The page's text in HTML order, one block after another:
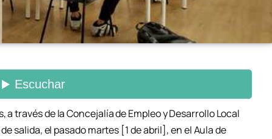
a través de la Concejalía de Empleo y Desarrollo Local
salida, el pasado martes [1 de abril], en el Aula de